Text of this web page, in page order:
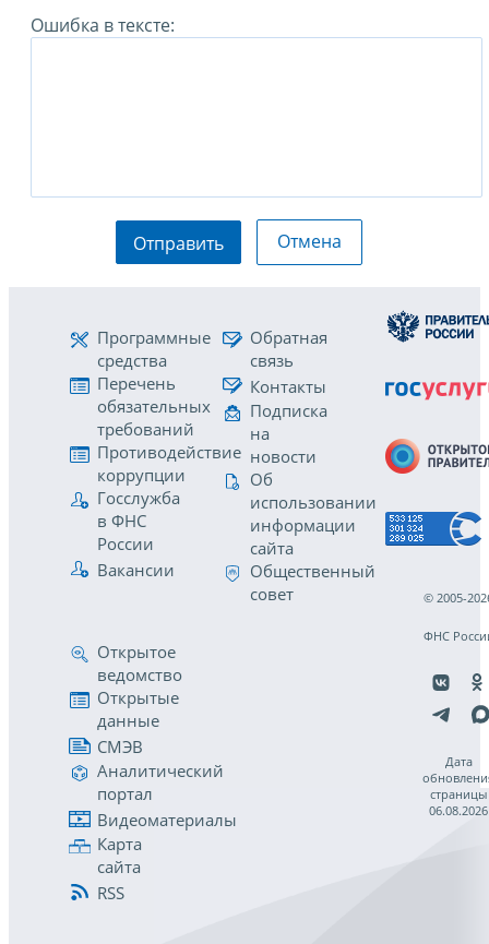
Ошибка в тексте:
Отправить Отмена
Программные
средства
Перечень
обязательных
требований
Противодействие
коррупции
Госслужба
в ФНС
России
Вакансии
Обратная
связь
Контакты
Подписка
на
новости
Об
использовании
информации
сайта
Общественный
совет
Открытое
ведомство
Открытые
данные
СМЭВ
Аналитический
портал
Видеоматериалы
Карта
сайта
RSS
© 2005-
ФНС
Дата
страницы
06.08.2026